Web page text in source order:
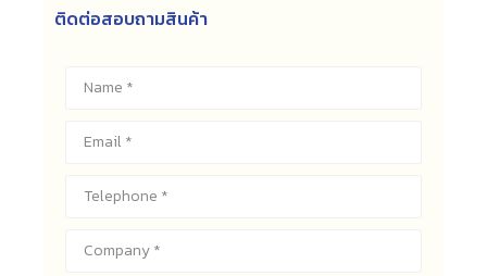
ติดต่อสอบถามสินค้า